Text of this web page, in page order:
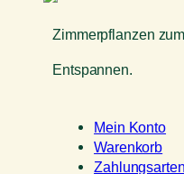
Zimmerpflanzen
Entspannen.
Mein Konto
Warenkorb
Zahlungsarten